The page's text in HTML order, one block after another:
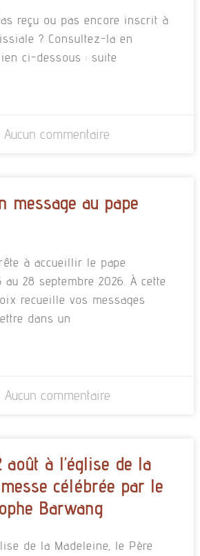
reçu ou pas encore inscrit à
? Consultez-la en
ci-dessous : suite
Aucun commentaire
message au pape
à accueillir le pape
28 septembre 2026. À cette
recueille vos messages
dans un
Aucun commentaire
août à l’église de la
célébrée par le
Barwang
de la Madeleine, le Père